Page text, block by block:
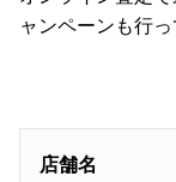
ャンペーンも行っ
店舗名